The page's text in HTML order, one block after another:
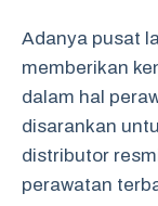
Adanya pusat
memberikan
dalam hal
disarankan
distributor
perawatan